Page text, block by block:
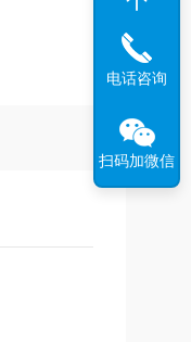
电话咨询
扫码加微信